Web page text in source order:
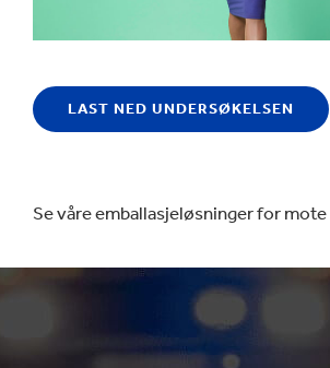
LAST NED UNDERSØKELSEN
Se våre emballasjeløsninger for mote